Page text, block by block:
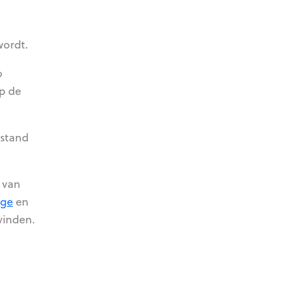
de
en